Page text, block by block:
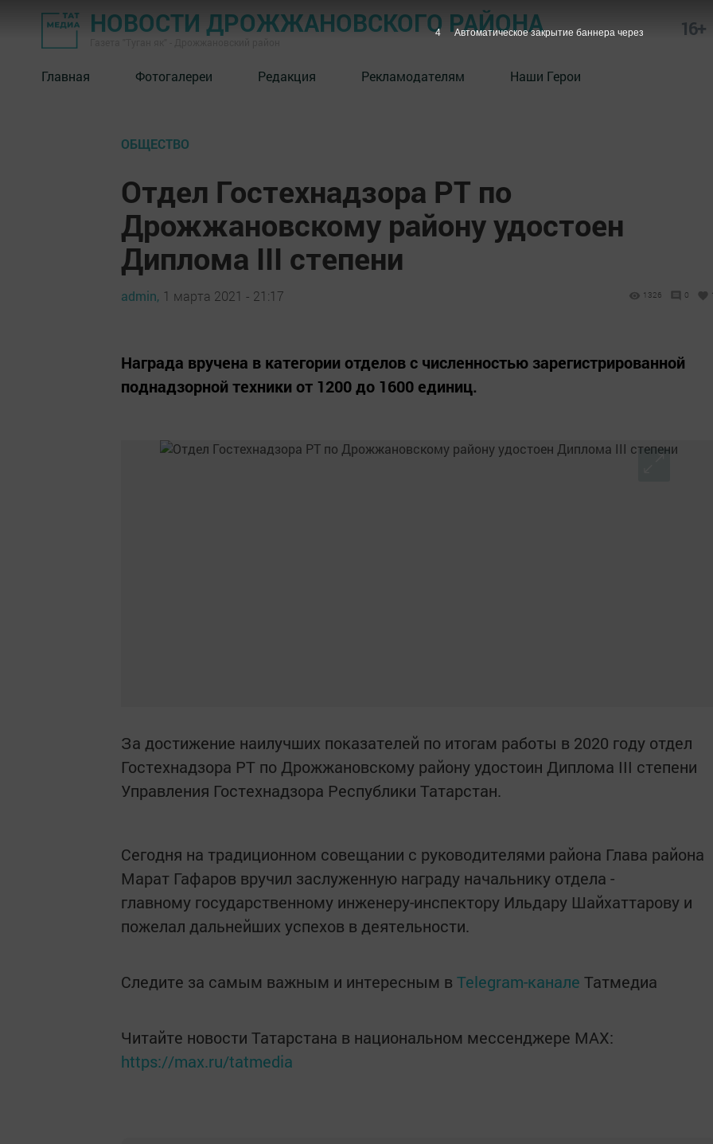
НОВОСТИ ДРОЖЖАНОВСКОГО РАЙОНА 16+
Главная Фотогалереи Редакция Рекламодателям Наши Герои
ОБЩЕСТВО
Отдел Гостехнадзора РТ по
Дрожжановскому району удостоен
Диплома III степени
admin, 1 марта 2021 - 21:17 1326 0
Награда вручена в категории отделов с численностью зарегистрированной
поднадзорной техники от 1200 до 1600 единиц.
За достижение наилучших показателей по итогам работы в 2020 году отдел
Гостехнадзора РТ по Дрожжановскому району удостоин Диплома III степени
Управления Гостехнадзора Республики Татарстан.
Сегодня на традиционном совещании с руководителями района Глава района
Марат Гафаров вручил заслуженную награду начальнику отдела -
главному государственному инженеру-инспектору Ильдару Шайхаттарову и
пожелал дальнейших успехов в деятельности.
Следите за самым важным и интересным в Telegram-канале Татмедиа
Читайте новости Татарстана в национальном мессенджере MАХ:
https://max.ru/tatmedia
3 Автоматическое закрытие баннера через